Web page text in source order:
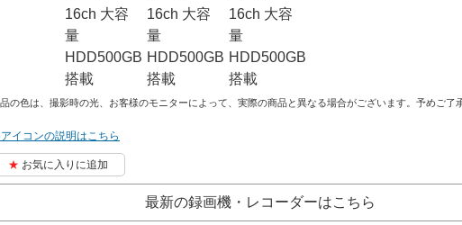
の色は、撮影時の光、お客様のモニターによって、実際の商品と異なる場合がございます。予めご了
イコンの説明はこちら
お気に入りに追加
最新の録画機・レコーダーはこちら